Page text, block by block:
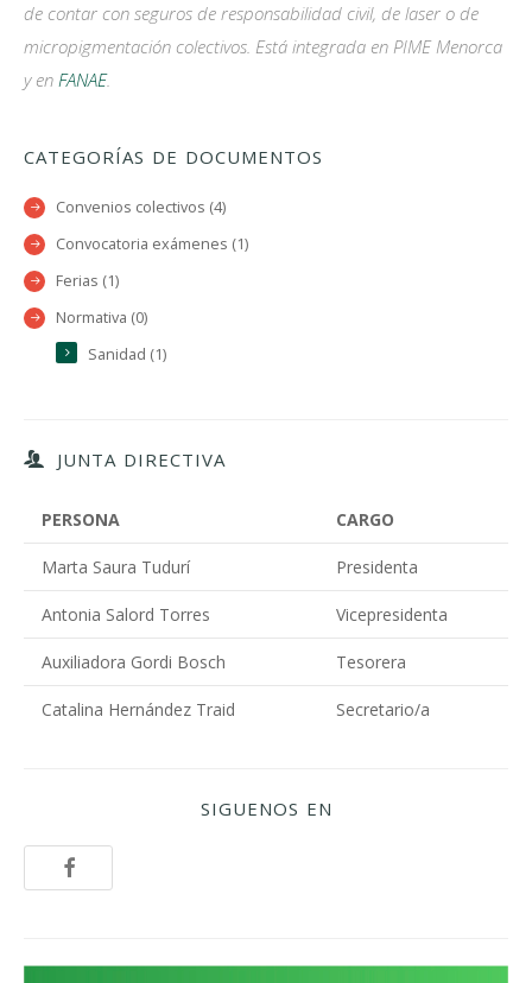
de contar con seguros de responsabilidad civil, de laser o de
micropigmentación colectivos. Está integrada en PIME Menorca
y en FANAE.
CATEGORÍAS DE DOCUMENTOS
Convenios colectivos (4)
Convocatoria exámenes (1)
Ferias (1)
Normativa (0)
Sanidad (1)
JUNTA DIRECTIVA
PERSONA CARGO
Marta Saura Tudurí Presidenta
Antonia Salord Torres Vicepresidenta
Auxiliadora Gordi Bosch Tesorera
Catalina Hernández Traid Secretario/a
SIGUENOS EN